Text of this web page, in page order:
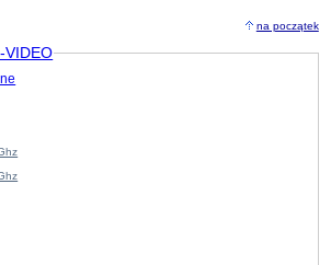
na początek
VIDEO